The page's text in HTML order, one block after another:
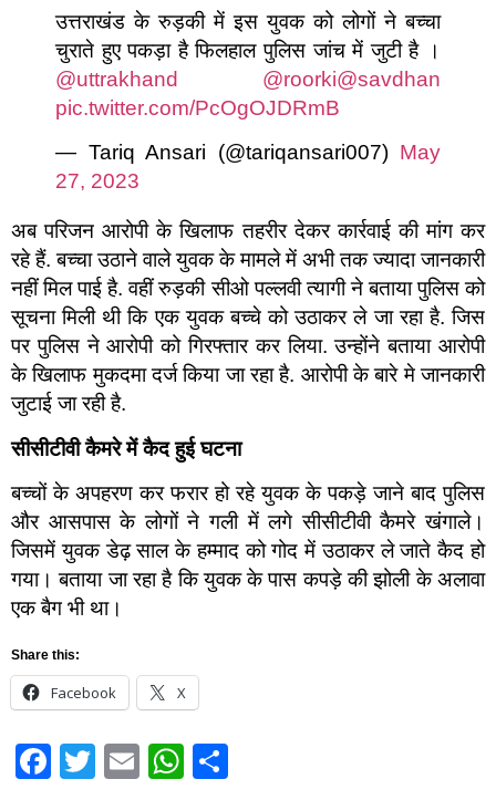
उत्तराखंड के रुड़की में इस युवक को लोगों ने बच्चा
चुराते हुए पकड़ा है फिलहाल पुलिस जांच में जुटी है ।
@uttrakhand
@roorki@savdhan
pic.twitter.com/PcOgOJDRmB
— Tariq Ansari (@tariqansari007) May
27, 2023
अब परिजन आरोपी के खिलाफ तहरीर देकर कार्रवाई की मांग कर
रहे हैं. बच्चा उठाने वाले युवक के मामले में अभी तक ज्यादा जानकारी
नहीं मिल पाई है. वहीं रुड़की सीओ पल्लवी त्यागी ने बताया पुलिस को
सूचना मिली थी कि एक युवक बच्चे को उठाकर ले जा रहा है. जिस
पर पुलिस ने आरोपी को गिरफ्तार कर लिया. उन्होंने बताया आरोपी
के खिलाफ मुकदमा दर्ज किया जा रहा है. आरोपी के बारे मे जानकारी
जुटाई जा रही है.
सीसीटीवी कैमरे में कैद हुई घटना
बच्चों के अपहरण कर फरार हो रहे युवक के पकड़े जाने बाद पुलिस
और आसपास के लोगों ने गली में लगे सीसीटीवी कैमरे खंगाले।
जिसमें युवक डेढ़ साल के हम्माद को गोद में उठाकर ले जाते कैद हो
गया। बताया जा रहा है कि युवक के पास कपड़े की झोली के अलावा
एक बैग भी था।
Share this:
Facebook X
Facebook
Twitter
EmailWhatsApp